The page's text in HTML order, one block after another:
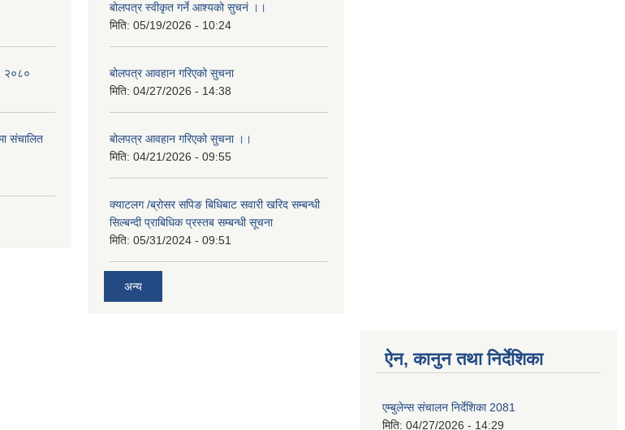
२०८०
संचालित
बोलपत्र स्वीकृत गर्ने आश्यको सुचनं ।।
मिति: 05/19/2026 - 10:24
बोलपत्र आवहान गरिएको सुचना
मिति: 04/27/2026 - 14:38
बोलपत्र आवहान गरिएको सुचना ।।
मिति: 04/21/2026 - 09:55
क्याटलग /ब्रोसर सपिङ बिधिबाट सवारी खरिद सम्बन्धी
सिल्बन्दी प्राबिधिक प्रस्तब सम्बन्धी सूचना
मिति: 05/31/2024 - 09:51
अन्य
ऐन, कानुन तथा निर्देशिका
एम्बुलेन्स संचालन निर्देशिका 2081
मिति: 04/27/2026 - 14:29